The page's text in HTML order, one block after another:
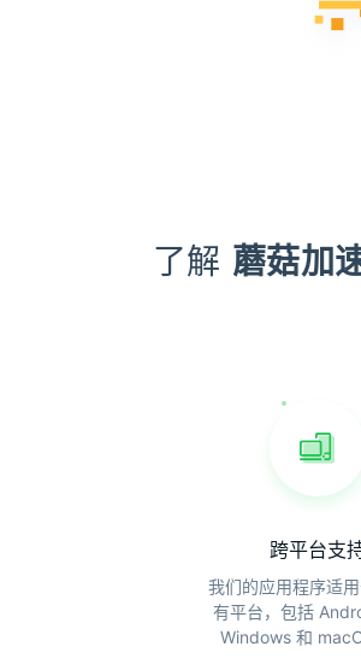
了解 蘑菇加
跨平台支
我们的应用程序适
有平台，包括
Windows 和